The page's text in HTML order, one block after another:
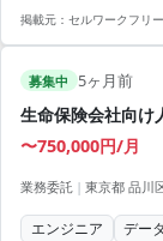
たプロジェクトで
掲載元： セルワークフリ
募集中 5ヶ月前
生命保険会社向け
〜750,000円/月
業務委託 | 東京都 品川
エンジニア デー